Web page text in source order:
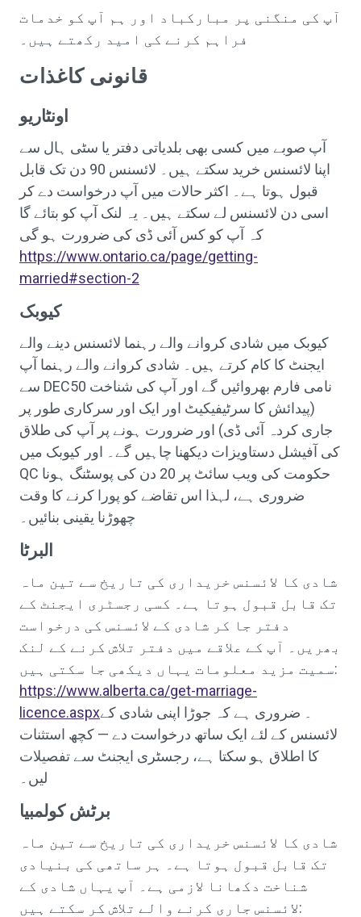
آپ کی منگنی پر مبارکباد اور ہم آپ کو خدمات
فراہم کرنے کی امید رکھتے ہیں۔
قانونی کاغذات
اونٹاریو
آپ صوبے میں کسی بھی بلدیاتی دفتر یا سٹی ہال سے
اپنا لائسنس خرید سکتے ہیں۔ لائسنس 90 دن تک قابل
قبول ہوتا ہے۔ اکثر حالات میں آپ درخواست دے کر
اسی دن لائسنس لے سکتے ہیں۔ یہ لنک آپ کو بتائے گا
کہ آپ کو کس آئی ڈی کی ضرورت ہو گی
https://www.ontario.ca/page/getting-
married#section-2
کیوبک
کیوبک میں شادی کروانے والے رہنما لائسنس دینے والے
ایجنٹ کا کام کرتے ہیں۔ شادی کروانے والے رہنما آپ
سے DEC50 نامی فارم بھروائیں گے اور آپ کی شناخت
(پیدائش کا سرٹیفیکیٹ اور ایک اور سرکاری طور پر
جاری کردہ آئی ڈی) اور ضرورت ہونے پر آپ کی طلاق
کی آفیشل دستاویزات دیکھنا چاہیں گے۔ اور کیوبک میں
QC حکومت کی ویب سائٹ پر 20 دن کی پوسٹنگ ہونا
ضروری ہے، لہذا اس تقاضے کو پورا کرنے کا وقت
چھوڑنا یقینی بنائیں۔
البرٹا
شادی کا لائسنس خریداری کی تاریخ سے تین ماہ
تک قابل قبول ہوتا ہے۔ کسی رجسٹری ایجنٹ کے
دفتر جا کر شادی کے لائسنس کی درخواست
بھریں۔ آپ کے علاقے میں دفتر تلاش کرنے کے لنک
سمیت مزید معلومات یہاں دیکھی جا سکتی ہیں:
https://www.alberta.ca/get-marriage-
licence.aspx۔ ضروری ہے کہ جوڑا اپنی شادی کے
لائسنس کے لئے ایک ساتھ درخواست دے — کچھ استثنات
کا اطلاق ہو سکتا ہے، رجسٹری ایجنٹ سے تفصیلات
لیں۔
برٹش کولمبیا
شادی کا لائسنس خریداری کی تاریخ سے تین ماہ
تک قابل قبول ہوتا ہے۔ ہر ساتھی کی بنیادی
شناخت دکھانا لازمی ہے۔ آپ یہاں شادی کے
لائسنس جاری کرنے والے تلاش کر سکتے ہیں: